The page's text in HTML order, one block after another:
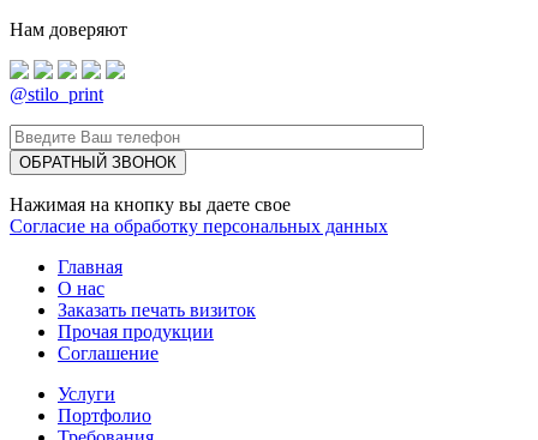
Нам доверяют
@stilo_print
Нажимая на кнопку вы даете свое
Согласие на обработку персональных данных
Главная
О нас
Заказать печать визиток
Прочая продукции
Соглашение
Услуги
Портфолио